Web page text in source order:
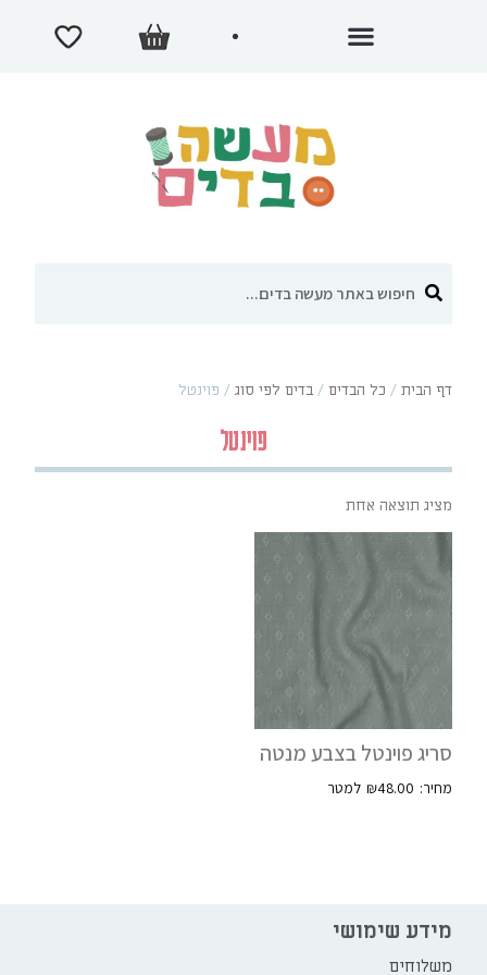
דף הבית / כל הבדים /בדים לפי סוג / פוינטל
פוינטל
מציג תוצאה אחת
סריג פוינטל בצבע מנטה
₪48.00
מידע שימושי
משלוחים